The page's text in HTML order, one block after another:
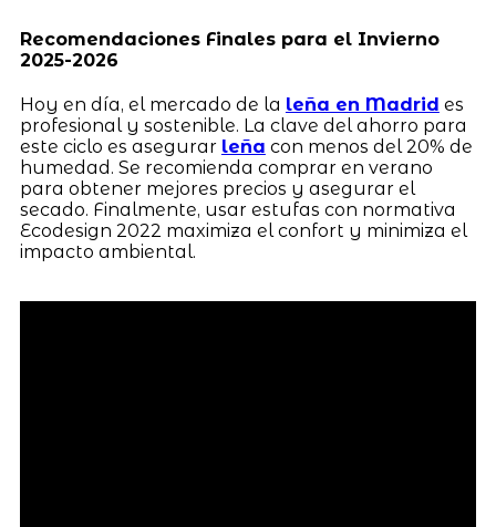
Recomendaciones Finales para el Invierno
2025-2026
Hoy en día, el mercado de la leña en Madrid es
profesional y sostenible. La clave del ahorro para
este ciclo es asegurar leña con menos del 20% de
humedad. Se recomienda comprar en verano
para obtener mejores precios y asegurar el
secado. Finalmente, usar estufas con normativa
Ecodesign 2022 maximiza el confort y minimiza el
impacto ambiental.